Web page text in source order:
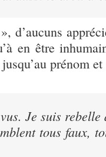
d’aucuns
en être
prénom
Je suis rebelle
tous faux,